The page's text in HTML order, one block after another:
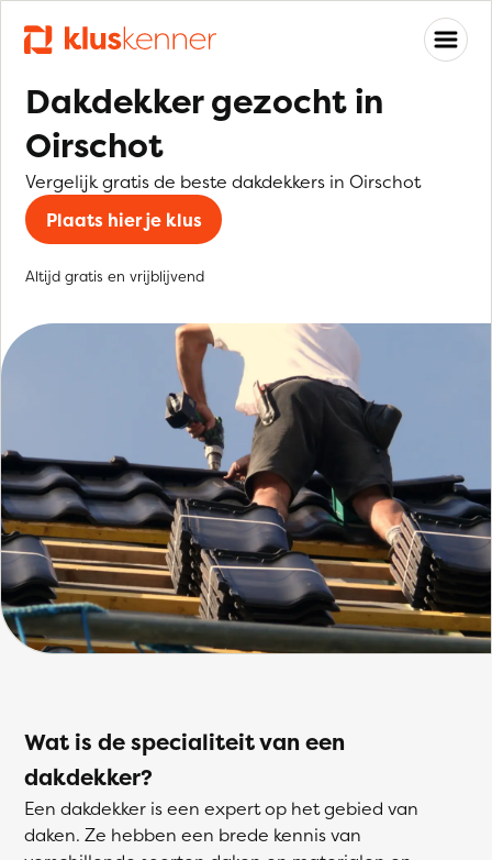
Dakdekker gezocht in
Oirschot
Vergelijk gratis de beste dakdekkers in Oirschot
Plaats hier je klus
Altijd gratis en vrijblijvend
Wat is de specialiteit van een
dakdekker?
Een dakdekker is een expert op het gebied van
daken. Ze hebben een brede kennis van